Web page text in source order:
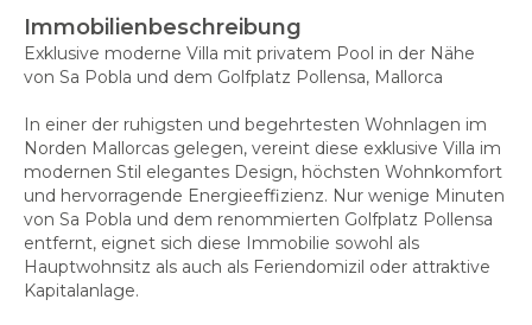
Immobilienbeschreibung
Exklusive moderne Villa mit privatem Pool in der Nähe
von Sa Pobla und dem Golfplatz Pollensa, Mallorca
In einer der ruhigsten und begehrtesten Wohnlagen im
Norden Mallorcas gelegen, vereint diese exklusive Villa im
modernen Stil elegantes Design, höchsten Wohnkomfort
und hervorragende Energieeffizienz. Nur wenige Minuten
von Sa Pobla und dem renommierten Golfplatz Pollensa
entfernt, eignet sich diese Immobilie sowohl als
Hauptwohnsitz als auch als Feriendomizil oder attraktive
Kapitalanlage.